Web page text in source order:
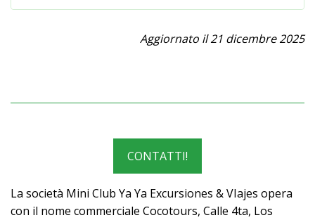
Aggiornato il 21 dicembre 2025
CONTATTI!
La società Mini Club Ya Ya Excursiones & VIajes opera
con il nome commerciale Cocotours, Calle 4ta, Los